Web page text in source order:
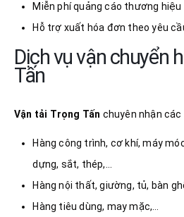
Miễn phí quảng cáo thương
Hỗ trợ xuất hóa đơn theo yêu
Dịch vụ vận chuyển
Tấn
Vận tải Trọng Tấn chuyên nhận
Hàng công trình, cơ khí, máy
dựng, sắt, thép,…
Hàng nội thất, giường, tủ, bàn
Hàng tiêu dùng, may mặc,…